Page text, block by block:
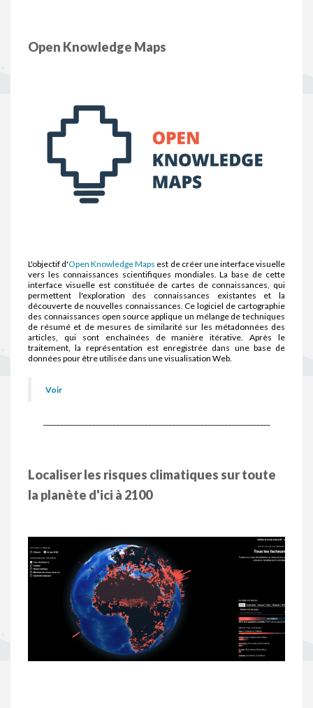
Open Knowledge Maps
L'objectif d'Open Knowledge Maps est de créer une interface visuelle
vers les connaissances scientifiques mondiales. La base de cette
interface visuelle est constituée de cartes de connaissances, qui
permettent l'exploration des connaissances existantes et la
découverte de nouvelles connaissances. Ce logiciel de cartographie
des connaissances open source applique un mélange de techniques
de résumé et de mesures de similarité sur les métadonnées des
articles, qui sont enchaînées de manière itérative. Après le
traitement, la représentation est enregistrée dans une base de
données pour être utilisée dans une visualisation Web.
Voir
Localiser les risques climatiques sur toute
la planète d'ici à 2100